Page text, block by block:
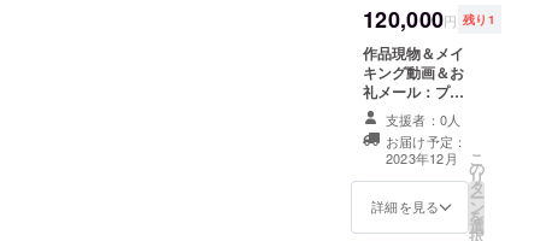
人や空間の
内面・個
性・空気感
を読み取
り、
アートとし
て“装う”よう
に可視化す
る表現。
サイズはA3サイ
ズです。メイキ
ング動画は携帯
で制作過程を撮
影後、アプリに
て編集し、1,2分
程度の作品にし
てご希望のメー
ルアドレスへ送
す。
120,000円 残り1
作品現物＆メイ
キング動画＆お
礼メール：プロ
ジェクトを応援
してくださいま
した感謝のメー
ルと、プロジェ
クト作品の現
物、メイキング
支援者：0人
お届け予定：
2023年12月
詳細を見る
こ
の
リ
タ
ー
ン
を
選
択